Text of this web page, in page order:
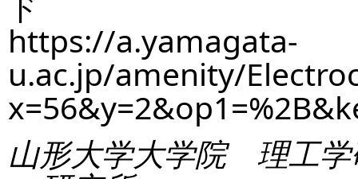
https://a.yamagata-
u.ac.jp/amenity/
山形大学大学院 理工学